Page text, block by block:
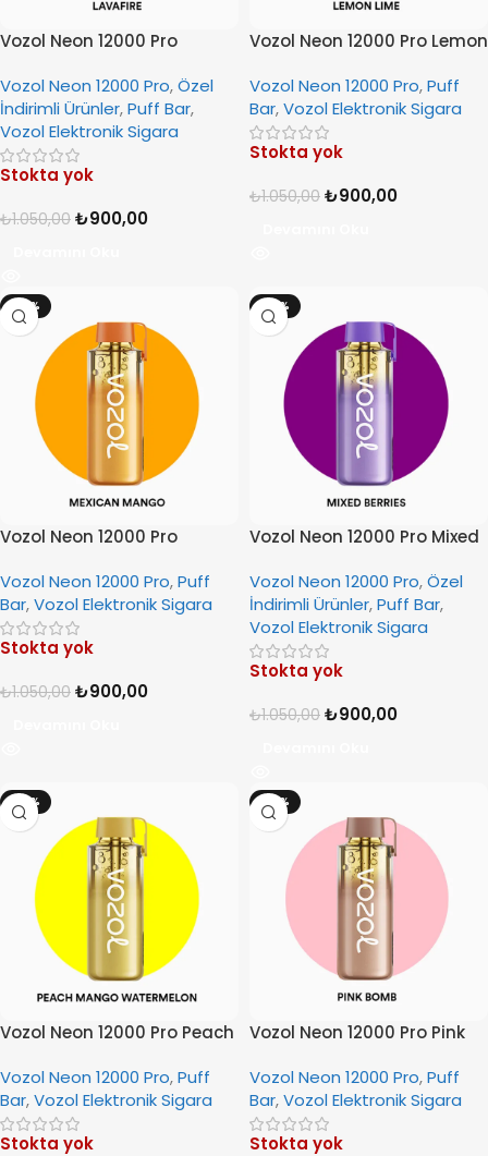
Vozol Neon 12000 Pro
Vozol Neon 12000 Pro,Özel
İndirimli Ürünler,Puff Bar,
Vozol Elektronik Sigara
Stokta yok
₺1.050,00 ₺900,00
Vozol Neon 12000 Pro Lemon
Vozol Neon 12000 Pro,Puff
Bar,Vozol Elektronik Sigara
Stokta yok
₺1.050,00 ₺900,00
-14%
Vozol Neon 12000 Pro
Vozol Neon 12000 Pro,Puff
Bar,Vozol Elektronik Sigara
Stokta yok
₺1.050,00 ₺900,00
-14%
Vozol Neon 12000 Pro Mixed
Vozol Neon 12000 Pro,Özel
İndirimli Ürünler,Puff Bar,
Vozol Elektronik Sigara
Stokta yok
₺1.050,00 ₺900,00
-14%
Vozol Neon 12000 Pro Peach
Vozol Neon 12000 Pro,Puff
Bar,Vozol Elektronik Sigara
Stokta yok
-14%
Vozol Neon 12000 Pro Pink
Vozol Neon 12000 Pro,Puff
Bar,Vozol Elektronik Sigara
Stokta yok